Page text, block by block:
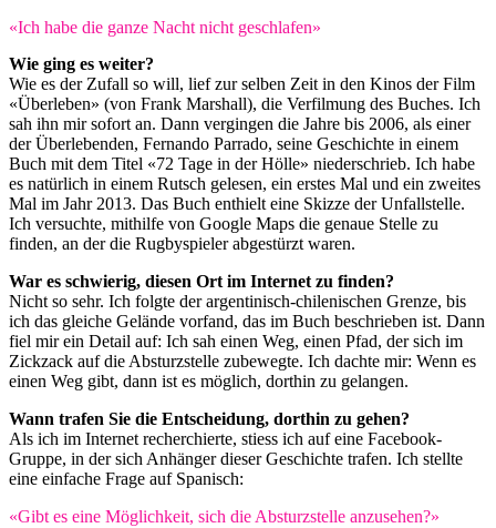
«Ich habe die ganze Nacht nicht geschlafen»
Wie ging es weiter?
Wie es der Zufall so will, lief zur selben Zeit in den Kinos der Film
«Überleben» (von Frank Marshall), die Verfilmung des Buches. Ich
sah ihn mir sofort an. Dann vergingen die Jahre bis 2006, als einer
der Überlebenden, Fernando Parrado, seine Geschichte in einem
Buch mit dem Titel «72 Tage in der Hölle» niederschrieb. Ich habe
es natürlich in einem Rutsch gelesen, ein erstes Mal und ein zweites
Mal im Jahr 2013. Das Buch enthielt eine Skizze der Unfallstelle.
Ich versuchte, mithilfe von Google Maps die genaue Stelle zu
finden, an der die Rugbyspieler abgestürzt waren.
War es schwierig, diesen Ort im Internet zu finden?
Nicht so sehr. Ich folgte der argentinisch-chilenischen Grenze, bis
ich das gleiche Gelände vorfand, das im Buch beschrieben ist. Dann
fiel mir ein Detail auf: Ich sah einen Weg, einen Pfad, der sich im
Zickzack auf die Absturzstelle zubewegte. Ich dachte mir: Wenn es
einen Weg gibt, dann ist es möglich, dorthin zu gelangen.
Wann trafen Sie die Entscheidung, dorthin zu gehen?
Als ich im Internet recherchierte, stiess ich auf eine Facebook-
Gruppe, in der sich Anhänger dieser Geschichte trafen. Ich stellte
eine einfache Frage auf Spanisch:
«Gibt es eine Möglichkeit, sich die Absturzstelle anzusehen?»